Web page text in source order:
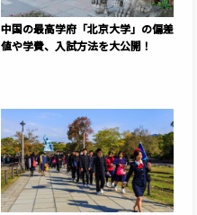
中国の最高学府「北京大学」の偏差
値や学費、入試方法を大公開！